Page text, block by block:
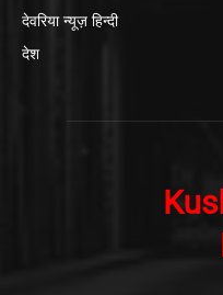
देवरिया न्यूज़ हिन्दी
देश